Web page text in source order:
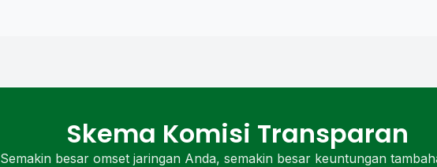
Skema Komisi Transparan
Semakin besar omset jaringan Anda, semakin besar keuntungan